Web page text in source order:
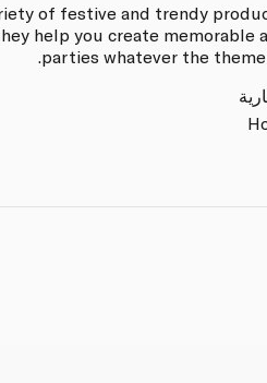
of festive and trendy
help you create memorable
parties whatever the theme